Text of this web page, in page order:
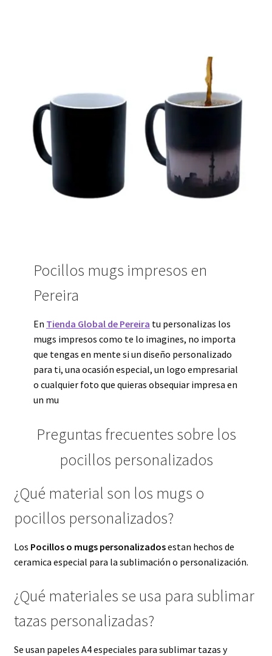
Pocillos mugs impresos en
Pereira
En Tienda Global de Pereira tu personalizas los
mugs impresos como te lo imagines, no importa
que tengas en mente si un diseño personalizado
para ti, una ocasión especial, un logo empresarial
o cualquier foto que quieras obsequiar impresa en
un mu
Preguntas frecuentes sobre los
pocillos personalizados
¿Qué material son los mugs o
pocillos personalizados?
Los Pocillos o mugs personalizadosestan hechos de
ceramica especial para la sublimación o personalización.
¿Qué materiales se usa para sublimar
tazas personalizadas?
Se usan papeles A4 especiales para sublimar tazas y